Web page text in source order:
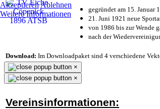
AkzeptierenAblehnen
Weitere Informationen
gegründet am 15. Januar
21. Juni 1921 neue
von 1986 bis zur Wende
nach der
Download: Im Downloadpaket sind 4 verschiedene
×
×
Vereinsinformationen: